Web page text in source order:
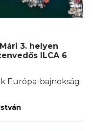
3. helyen
ILCA 6
Európa-bajnokság